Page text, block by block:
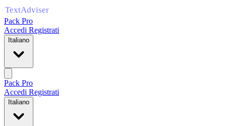
Pack Pro
Accedi Registrati
Italiano
Pack Pro
Accedi Registrati
Italiano